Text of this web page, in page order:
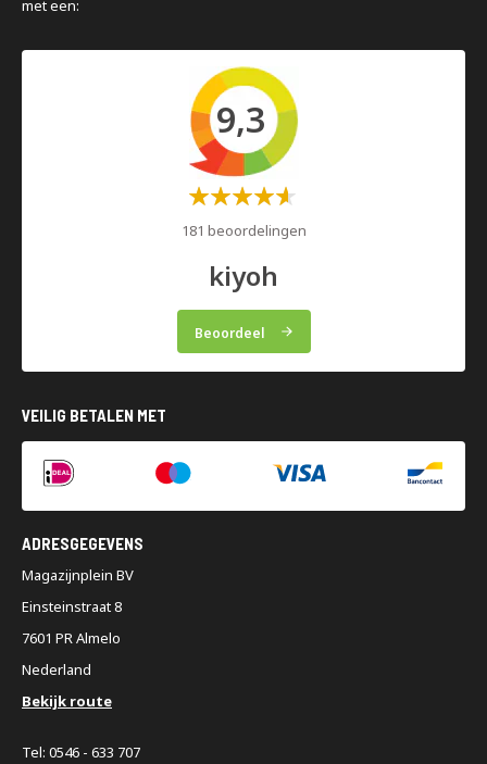
met een:
9,3
Waardering:
181 beoordelingen
kiyoh
Beoordeel
VEILIG BETALEN MET
ADRESGEGEVENS
Magazijnplein BV
Einsteinstraat 8
7601 PR Almelo
Nederland
Bekijk route
Tel: 0546 - 633 707